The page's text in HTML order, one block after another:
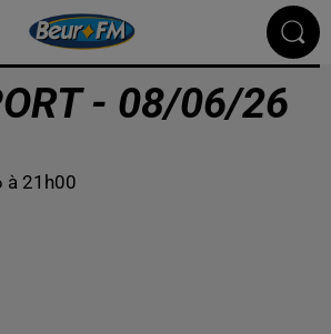
- 08/06/26
à 21h00